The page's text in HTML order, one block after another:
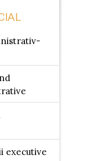
executive